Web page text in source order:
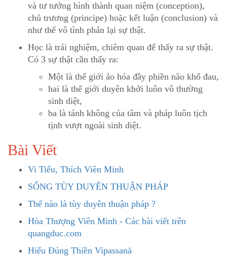
và tư tưởng hình thành quan niệm (conception),
chủ trương (principe) hoặc kết luận (conclusion) và
như thế vô tình phản lại sự thật.
Học là trải nghiệm, chiêm quan để thấy ra sự thật.
Có 3 sự thật cần thấy ra:
Một là thế giới ảo hóa đầy phiền não khổ đau,
hai là thế giới duyên khởi luôn vô thường
sinh diệt,
ba là tánh không của tâm và pháp luôn tịch
tịnh vượt ngoài sinh diệt.
Bài Viết
Vi Tiếu, Thích Viên Minh
SỐNG TÙY DUYÊN THUẬN PHÁP
Thế nào là tùy duyên thuận pháp ?
Hòa Thượng Viên Minh - Các bài viết trên
quangduc.com
Hiểu Đúng Thiền Vipassanā